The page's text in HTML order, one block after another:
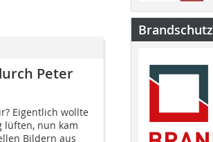
Peter
Eigentlich wollte
lüften, nun kam
Bildern aus
Brandschutz